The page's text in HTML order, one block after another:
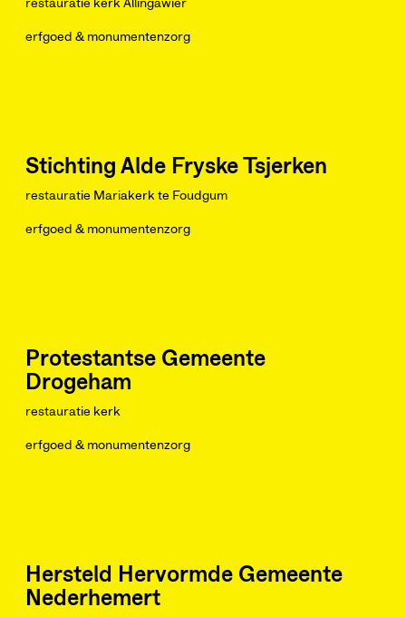
restauratie kerk Allingawier
erfgoed & monumentenzorg
Stichting Alde Fryske Tsjerken
restauratie Mariakerk te Foudgum
erfgoed & monumentenzorg
Protestantse Gemeente
Drogeham
restauratie kerk
erfgoed & monumentenzorg
Hersteld Hervormde Gemeente
Nederhemert